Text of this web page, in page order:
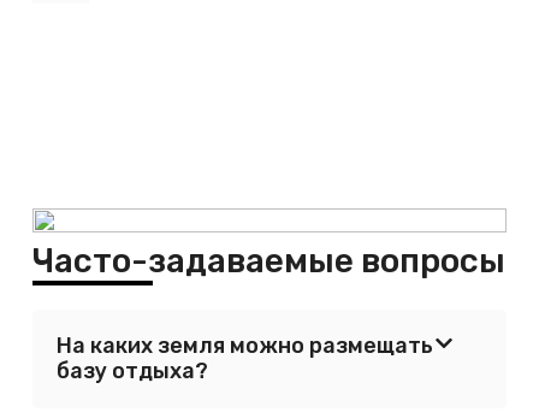
Часто-задаваемые вопросы
На каких земля можно размещать
базу отдыха?